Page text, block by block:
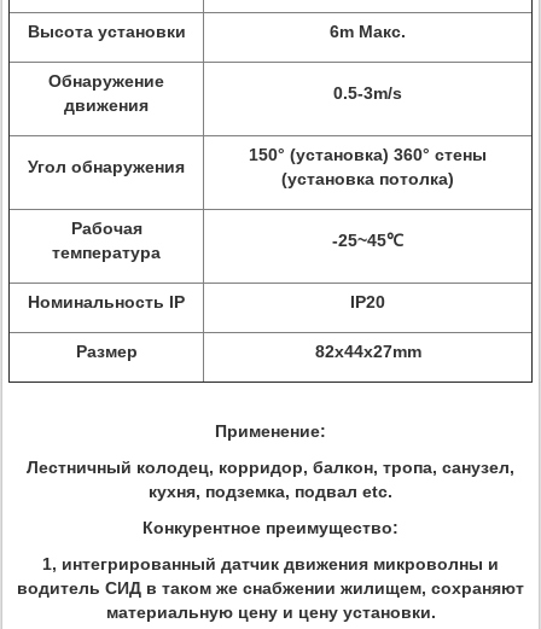
Высота установки 6m Макс.
Обнаружение
движения
0.5-3m/s
Угол обнаружения
150° (установка) 360° стены
(установка потолка)
Рабочая
температура
-25~45℃
Номинальность IP IP20
Размер 82x44x27mm
Применение:
Лестничный колодец, корридор, балкон, тропа, санузел,
кухня, подземка, подвал etc.
Конкурентное преимущество:
1, интегрированный датчик движения микроволны и
водитель СИД в таком же снабжении жилищем, сохраняют
материальную цену и цену установки.